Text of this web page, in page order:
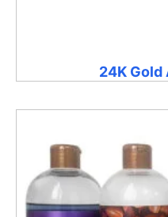
24K Gold